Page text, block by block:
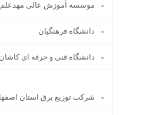
موسسه آموزش عالی مهدعلم کاشان
دانشگاه فرهنگیان
دانشگاه فنی و حرفه ای کاشان
شرکت توزیع برق استان اصفهان